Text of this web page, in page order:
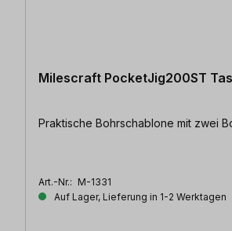
Milescraft PocketJig200ST
Praktische Bohrschablone mit zwei
Art.-Nr.: M-1331
Auf Lager, Lieferung in 1-2 Werktagen